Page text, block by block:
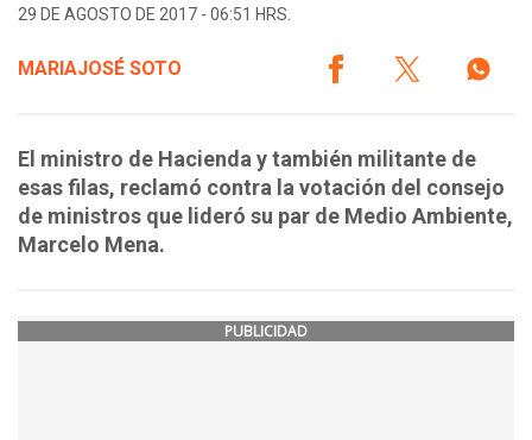
29 DE AGOSTO DE 2017 - 06:51 HRS.
MARIAJOSÉ SOTO
El ministro de Hacienda y también militante de
esas filas, reclamó contra la votación del consejo
de ministros que lideró su par de Medio Ambiente,
Marcelo Mena.
PUBLICIDAD